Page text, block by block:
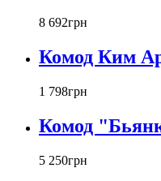
8 692грн
Комод Ким
1 798грн
Комод
5 250грн